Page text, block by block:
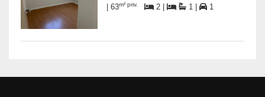
| 63m² priv. 2 | 1 | 1